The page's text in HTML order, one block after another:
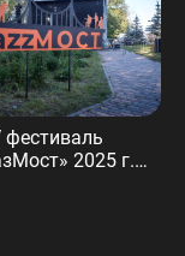
фестиваль
2025 г.